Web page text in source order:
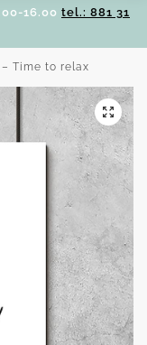
16.00 tel.: 881 31
– Time to relax